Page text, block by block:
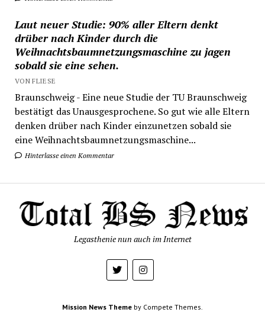
Laut neuer Studie: 90% aller Eltern denkt
drüber nach Kinder durch die
Weihnachtsbaumnetzungsmaschine zu jagen
sobald sie eine sehen.
VON FLIESE
Braunschweig - Eine neue Studie der TU Braunschweig
bestätigt das Unausgesprochene. So gut wie alle Eltern
denken drüber nach Kinder einzunetzen sobald sie
eine Weihnachtsbaumnetzungsmaschine...
Hinterlasse einen Kommentar
Legasthenie nun auch im Internet
Mission News Theme by Compete Themes.